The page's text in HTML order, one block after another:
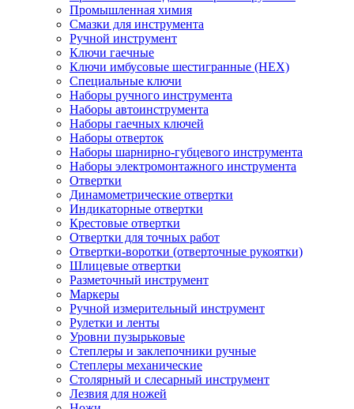
Промышленная химия
Смазки для инструмента
Ручной инструмент
Ключи гаечные
Ключи имбусовые шестигранные (HEX)
Специальные ключи
Наборы ручного инструмента
Наборы автоинструмента
Наборы гаечных ключей
Наборы отверток
Наборы шарнирно-губцевого инструмента
Наборы электромонтажного инструмента
Отвертки
Динамометрические отвертки
Индикаторные отвертки
Крестовые отвертки
Отвертки для точных работ
Отвертки-воротки (отверточные рукоятки)
Шлицевые отвертки
Разметочный инструмент
Маркеры
Ручной измерительный инструмент
Рулетки и ленты
Уровни пузырьковые
Степлеры и заклепочники ручные
Степлеры механические
Столярный и слесарный инструмент
Лезвия для ножей